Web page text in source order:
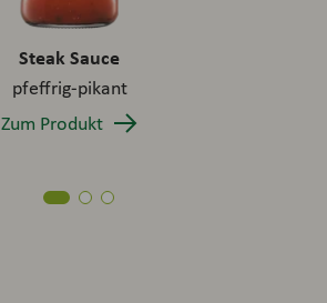
Steak Sauce
pfeffrig-pikant
Zum Produkt